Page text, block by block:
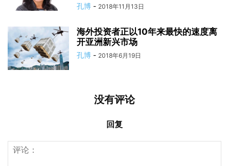
孔博 - 2018年11月13日
海外投资者正以10年来最快的速度离
开亚洲新兴市场
孔博 - 2018年6月19日
没有评论
回复